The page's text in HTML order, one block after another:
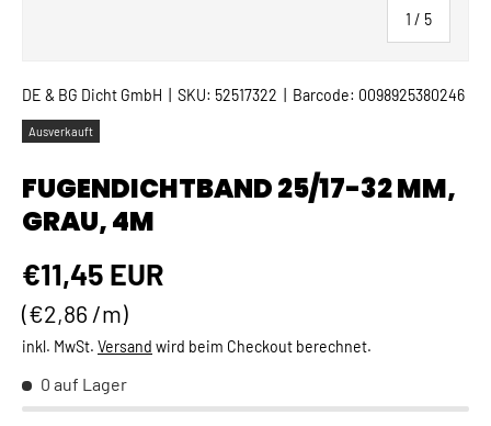
1 / von
5
DE & BG Dicht GmbH SKU: 52517322 Barcode: 0098925380246
Ausverkauft
FUGENDICHTBAND 25/17-32 MM,
GRAU, 4M
Normaler Preis
€11,45 EUR
Grundpreis
€2,86 /m
inkl. MwSt. Versand wird beim Checkout berechnet.
0 auf Lager